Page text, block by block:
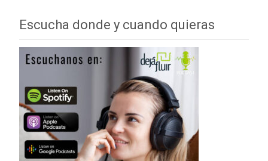
Escucha donde y cuando quieras